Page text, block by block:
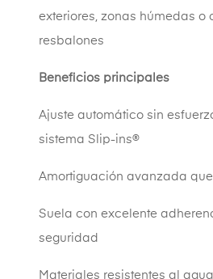
exteriores, zonas húmedas o
resbalones
Beneficios principales
Ajuste automático sin
sistema Slip-ins®
Amortiguación avanzada
Suela con excelente
seguridad
Materiales resistentes al